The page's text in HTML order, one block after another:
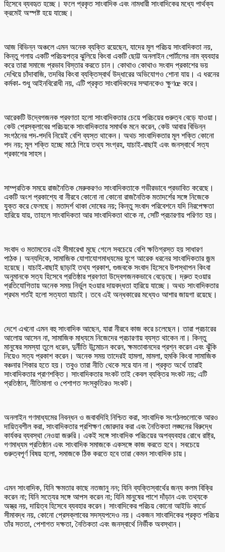
হিসেবে ব্যবহৃত হচ্ছে। ফলে প্রকৃত সাংবাদিক এবং নামধারী সাংবাদিকের মধ্যে পার্থক্য
ক্রমেই অস্পষ্ট হয়ে যাচ্ছে।
আজ বিভিন্ন অঞ্চলে এমন অনেক ব্যক্তি রয়েছেন, যাদের মূল পরিচয় সাংবাদিকতা নয়,
কিন্তু গলায় একটি পরিচয়পত্র ঝুলিয়ে কিংবা একটি ছোট্ট অনলাইন পোর্টালের নাম ব্যবহার
করে তারা সমাজে প্রভাব বিস্তার করতে চান। কোথাও কোথাও সংবাদ প্রকাশের ভয়
দেখিয়ে চাঁদাবাজি, তদবির কিংবা ব্যক্তিস্বার্থ উদ্ধারের অভিযোগও শোনা যায়। এ ধরনের
কর্মকা- শুধু আইনবিরোধী নয়, এটি প্রকৃত সাংবাদিকদের সম্মানকেও ক্ষুণœ করে।
আরেকটি উদ্বেগজনক প্রবণতা হলো সাংবাদিকতার চেয়ে পরিচয়ের গুরুত্ব বেড়ে যাওয়া।
কেউ প্রেসক্লাবের পরিচয়কে সাংবাদিকতার সমার্থক মনে করেন, কেউ আবার বিভিন্ন
সংগঠনের পদ-পদবি নিয়েই বেশি ব্যস্ত থাকেন। অথচ সাংবাদিকতার মূল শক্তি কোনো
পদ নয়; মূল শক্তি হচ্ছে মাঠে গিয়ে তথ্য সংগ্রহ, যাচাই-বাছাই এবং জনস্বার্থে সত্য
প্রকাশের সাহস।
সাম্প্রতিক সময়ে রাজনৈতিক মেরুকরণও সাংবাদিকতাকে গভীরভাবে প্রভাবিত করেছে।
একটি অংশ প্রকাশ্যে বা নীরবে কোনো না কোনো রাজনৈতিক মতাদর্শের সঙ্গে নিজেকে
যুক্ত করে ফেলছে। মতাদর্শ থাকা দোষের নয়; কিন্তু সংবাদ পরিবেশনে যদি নিরপেক্ষতা
হারিয়ে যায়, তাহলে সাংবাদিকতা আর সাংবাদিকতা থাকে না, সেটি প্রচারণায় পরিণত হয়।
সংবাদ ও মতামতের এই সীমারেখা মুছে গেলে সবচেয়ে বেশি ক্ষতিগ্রস্ত হয় সাধারণ
পাঠক। অন্যদিকে, সামাজিক যোগাযোগমাধ্যমের যুগে আরেক ধরনের সাংবাদিকতার জন্ম
হয়েছে। যাচাই-বাছাই ছাড়াই তথ্য প্রকাশ, গুজবকে সংবাদ হিসেবে উপস্থাপন কিংবা
অনুমানকে সত্য হিসেবে প্রতিষ্ঠার প্রবণতা উদ্বেগজনকভাবে বেড়েছে। দ্রুত হওয়ার
প্রতিযোগিতায় অনেক সময় নির্ভুল হওয়ার দায়বদ্ধতা হারিয়ে যাচ্ছে। অথচ সাংবাদিকতার
প্রথম শর্তই হলো সত্যতা যাচাই। তবে এই অন্ধকারের মধ্যেও আশার জায়গা রয়েছে।
দেশে এখনো এমন বহু সাংবাদিক আছেন, যারা নীরবে কাজ করে চলেছেন। তারা প্রচারের
আলোয় আসেন না, সামাজিক মাধ্যমে নিজেদের প্রচারণায় ব্যস্ত থাকেন না। কিন্তু
মানুষের সমস্যা তুলে ধরেন, দুর্নীতি উন্মোচন করেন, ক্ষমতাবানদের প্রশ্ন করেন এবং ঝুঁকি
নিয়েও সত্য প্রকাশ করেন। অনেক সময় তাদেরই হামলা, মামলা, হুমকি কিংবা সামাজিক
বঞ্চনার শিকার হতে হয়। তবুও তারা নীতি থেকে সরে যান না। প্রকৃত অর্থে তারাই
সাংবাদিকতার প্রাণশক্তি। সাংবাদিকতার সংকট তাই কেবল ব্যক্তির সংকট নয়; এটি
প্রতিষ্ঠান, নীতিমালা ও পেশাগত সংস্কৃতিরও সংকট।
অনলাইন গণমাধ্যমের নিবন্ধন ও জবাবদিহি নিশ্চিত করা, সাংবাদিক সংগঠনগুলোকে আরও
দায়িত্বশীল করা, সাংবাদিকতার প্রশিক্ষণ জোরদার করা এবং নৈতিকতা লঙ্ঘনের বিরুদ্ধে
কার্যকর ব্যবস্থা নেওয়া জরুরি। একই সঙ্গে সাংবাদিক পরিচয়ের অপব্যবহার রোধে রাষ্ট্র,
গণমাধ্যম প্রতিষ্ঠান এবং সাংবাদিক সমাজকে একসঙ্গে কাজ করতে হবে। সবচেয়ে
গুরুত্বপূর্ণ বিষয় হলো, সমাজকে ঠিক করতে হবে তারা কেমন সাংবাদিক চায়।
এমন সাংবাদিক, যিনি ক্ষমতার কাছে নতজানু নন; যিনি ব্যক্তিস্বার্থের জন্য কলম বিক্রি
করেন না; যিনি সত্যের সঙ্গে আপস করেন না; যিনি মানুষের পাশে দাঁড়ান এবং তথ্যকে
অস্ত্র নয়, দায়িত্ব হিসেবে ব্যবহার করেন। সাংবাদিকের পরিচয় কোনো আইডি কার্ডে
সীমাবদ্ধ নয়, কোনো প্রেসক্লাবের সদস্যপদেও নয়। একজন সাংবাদিকের প্রকৃত পরিচয়
তাঁর সততা, পেশাগত দক্ষতা, নৈতিকতা এবং জনস্বার্থে নির্ভীক অবস্থান।